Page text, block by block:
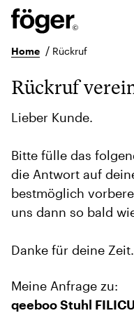
Home / Rückruf
Rückruf
Lieber Kunde.
Bitte fülle das
die Antwort auf
bestmöglich
uns dann so bald
Danke für deine Zeit.
Meine Anfrage zu:
qeeboo Stuhl